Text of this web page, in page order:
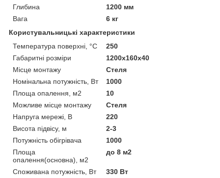
Глибина
1200 мм
Вага
6 кг
Користувальницькі характеристики
Температура поверхні, °C
250
Габаритні розміри
1200x160x40
Місце монтажу
Стеля
Номінальна потужність, Вт
1000
Площа опалення, м2
10
Можливе місце монтажу
Стеля
Напруга мережі, В
220
Висота підвісу, м
2-3
Потужність обігрівача
1000
Площа
опалення(основна), м2
до 8 м2
Споживана потужність, Вт 330 Вт